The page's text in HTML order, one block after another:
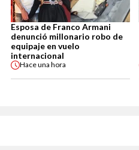
Esposa de Franco Armani
denunció millonario robo de
equipaje en vuelo
internacional
Haceuna hora